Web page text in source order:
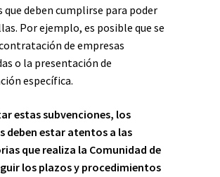
que deben cumplirse para poder
Por ejemplo, es posible que se
de empresas
o la presentación de
específica.
estas subvenciones, los
deben estar atentos a las
que realiza la Comunidad de
los plazos y procedimientos